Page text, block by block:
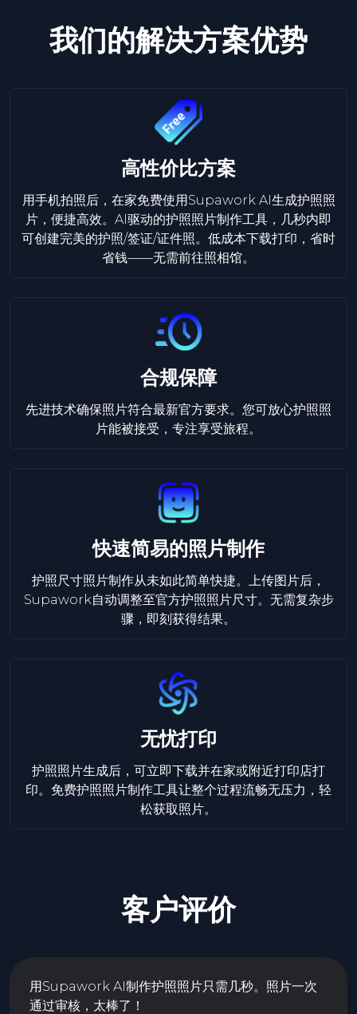
我们的解决方案优势
高性价比方案
用手机拍照后，在家免费使用Supawork AI生成护照照
片，便捷高效。AI驱动的护照照片制作工具，几秒内即
可创建完美的护照/签证/证件照。低成本下载打印，省时
省钱——无需前往照相馆。
合规保障
先进技术确保照片符合最新官方要求。您可放心护照照
片能被接受，专注享受旅程。
快速简易的照片制作
护照尺寸照片制作从未如此简单快捷。上传图片后，
Supawork自动调整至官方护照照片尺寸。无需复杂步
骤，即刻获得结果。
无忧打印
护照照片生成后，可立即下载并在家或附近打印店打
印。免费护照照片制作工具让整个过程流畅无压力，轻
松获取照片。
客户评价
用Supawork AI制作护照照片只需几秒。照片一次
通过审核，太棒了！